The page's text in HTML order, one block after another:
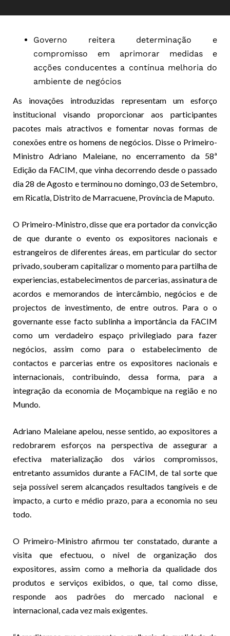
Governo reitera determinação e
compromisso em aprimorar medidas e
acções conducentes a contínua melhoria do
ambiente de negócios
As inovações introduzidas representam um esforço
institucional visando proporcionar aos participantes
pacotes mais atractivos e fomentar novas formas de
conexões entre os homens de negócios. Disse o Primeiro-
Ministro Adriano Maleiane, no encerramento da 58ª
Edição da FACIM, que vinha decorrendo desde o passado
dia 28 de Agosto e terminou no domingo, 03 de Setembro,
em Ricatla, Distrito de Marracuene, Província de Maputo.
O Primeiro-Ministro, disse que era portador da convicção
de que durante o evento os expositores nacionais e
estrangeiros de diferentes áreas, em particular do sector
privado, souberam capitalizar o momento para partilha de
experiencias, estabelecimentos de parcerias, assinatura de
acordos e memorandos de intercâmbio, negócios e de
projectos de investimento, de entre outros. Para o o
governante esse facto sublinha a importância da FACIM
como um verdadeiro espaço privilegiado para fazer
negócios, assim como para o estabelecimento de
contactos e parcerias entre os expositores nacionais e
internacionais, contribuindo, dessa forma, para a
integração da economia de Moçambique na região e no
Mundo.
Adriano Maleiane apelou, nesse sentido, ao expositores a
redobrarem esforços na perspectiva de assegurar a
efectiva materialização dos vários compromissos,
entretanto assumidos durante a FACIM, de tal sorte que
seja possível serem alcançados resultados tangíveis e de
impacto, a curto e médio prazo, para a economia no seu
todo.
O Primeiro-Ministro afirmou ter constatado, durante a
visita que efectuou, o nível de organização dos
expositores, assim como a melhoria da qualidade dos
produtos e serviços exibidos, o que, tal como disse,
responde aos padrões do mercado nacional e
internacional, cada vez mais exigentes.